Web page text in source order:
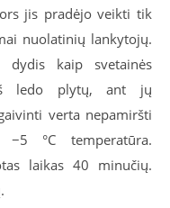
jis pradėjo veikti tik
nuolatinių lankytojų.
kaip svetainės
iš ledo plytų, ant jų
verta nepamiršti
°C temperatūra.
laikas 40 minučių.